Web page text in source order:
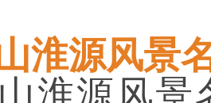
淮源风景
淮源风景